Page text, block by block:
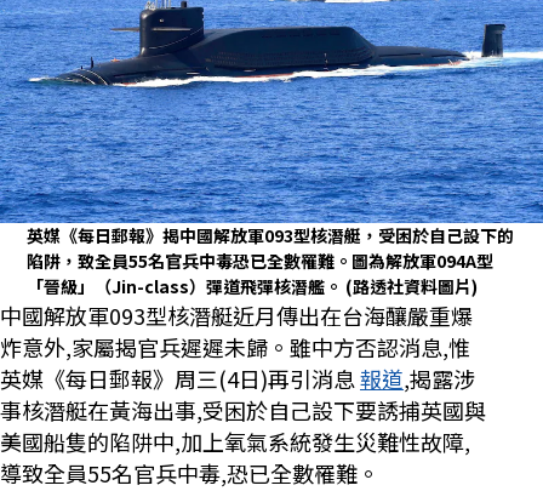
英媒《每日郵報》揭中國解放軍093型核潛艇，受困於自己設下的
陷阱，致全員55名官兵中毒恐已全數罹難。圖為解放軍094A型
「晉級」（Jin-class）彈道飛彈核潛艦。 (路透社資料圖片)
中國解放軍093型核潛艇近月傳出在台海釀嚴重爆
炸意外,家屬揭官兵遲遲未歸。雖中方否認消息,惟
英媒《每日郵報》周三(4日)再引消息報道,揭露涉
事核潛艇在黃海出事,受困於自己設下要誘捕英國與
美國船隻的陷阱中,加上氧氣系統發生災難性故障,
導致全員55名官兵中毒,恐已全數罹難。